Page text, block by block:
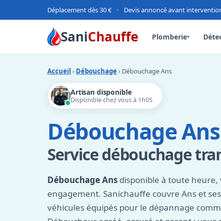
Déplacement dès 30 € • Devis annoncé avant
SaniChauffe Plomberie▾
Accueil › Débouchage › Débouchage Ans
Artisan disponible
Disponible chez vous à 1h05
Débouchage Ans
Service débouchage
Débouchage Ans disponible à toute heure,
engagement. Sanichauffe couvre Ans et
véhicules équipés pour le dépannage